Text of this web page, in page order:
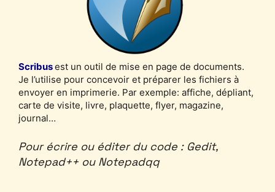
Scribusest un outil de mise en page de documents.
Je l’utilise pour concevoir et préparer les fichiers à
envoyer en imprimerie. Par exemple: affiche, dépliant,
carte de visite, livre, plaquette, flyer, magazine,
journal…
Pour écrire ou éditer du code : Gedit,
Notepad++ ou Notepadqq